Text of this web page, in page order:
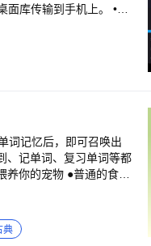
库传输到手机上。 •允
词记忆后，即可召唤出
养你的宠物 ●普通的食
●高质量：拥有原生例
词逐步击破，宠物陪
典